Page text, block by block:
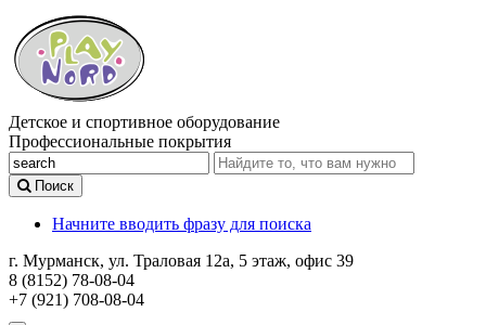
Детское и спортивное оборудование
Профессиональные покрытия
Поиск
Начните вводить фразу для поиска
г. Мурманск, ул. Траловая 12а, 5 этаж, офис 39
8 (8152) 78-08-04
+7 (921) 708-08-04